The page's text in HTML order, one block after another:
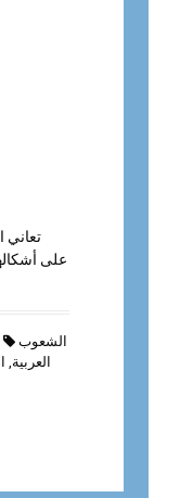
تعاني
على
الشعوب
العربية,